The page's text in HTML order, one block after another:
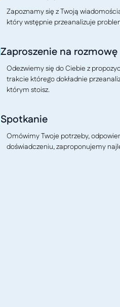
Zapoznamy się z Twoją
który wstępnie przeanalizuje
Zaproszenie na rozmowę
Odezwiemy się do Ciebie z
trakcie którego dokładnie
którym stoisz.
Spotkanie
Omówimy Twoje potrzeby,
doświadczeniu, zaproponujemy